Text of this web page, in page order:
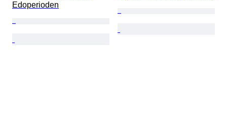
Edoperioden